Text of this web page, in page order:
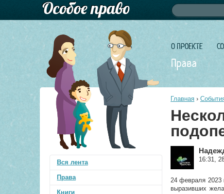
О ПРОЕКТЕ
Права
Форма
Поиск
Главная ›
16:31,
24 февраля 2023
выразивших
Вся лента
Права
Книги